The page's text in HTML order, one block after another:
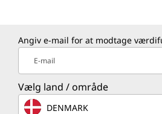
Angiv e-mail for at modtage
E-mail
Vælg land / område
DENMARK